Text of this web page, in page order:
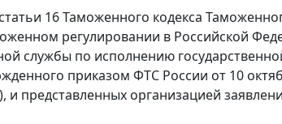
16 Таможенного кодекса
регулировании в Российской
службы по исполнению
приказом ФТС России от 10
и представленных организацией